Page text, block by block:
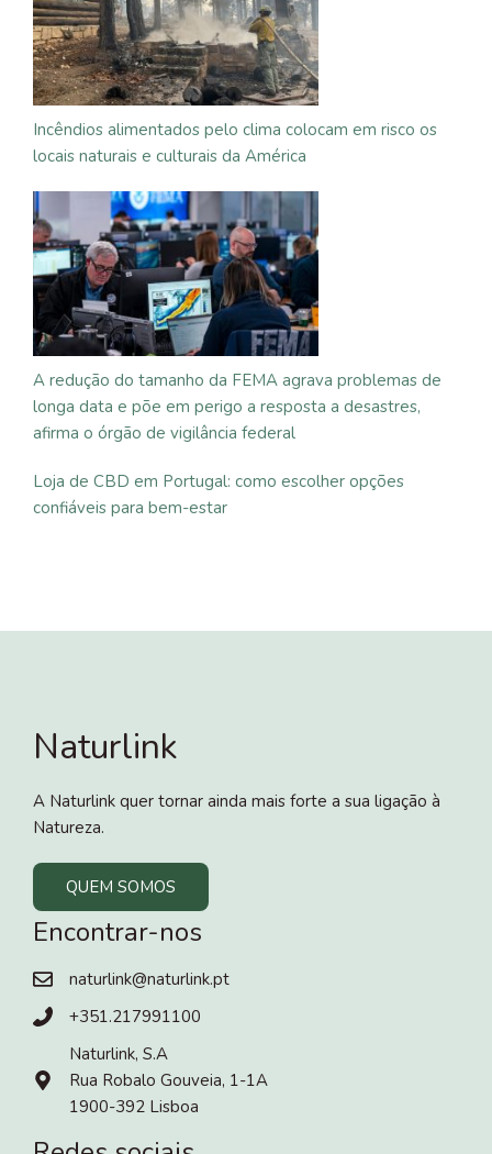
Incêndios alimentados pelo clima colocam em risco os
locais naturais e culturais da América
A redução do tamanho da FEMA agrava problemas de
longa data e põe em perigo a resposta a desastres,
afirma o órgão de vigilância federal
Loja de CBD em Portugal: como escolher opções
confiáveis para bem-estar
Naturlink
A Naturlink quer tornar ainda mais forte a sua ligação à
Natureza.
QUEM SOMOS
Encontrar-nos
naturlink@naturlink.pt
+351.217991100
Naturlink, S.A
Rua Robalo Gouveia, 1-1A
1900-392 Lisboa